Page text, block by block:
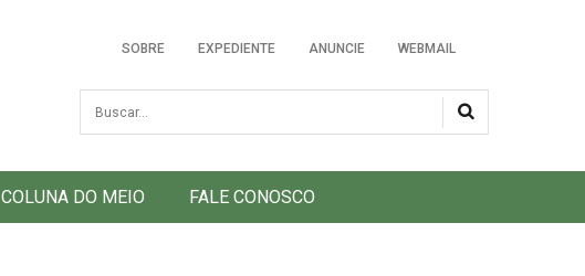
SOBRE EXPEDIENTE ANUNCIE WEBMAIL
Busca
COLUNA DO MEIO FALE CONOSCO